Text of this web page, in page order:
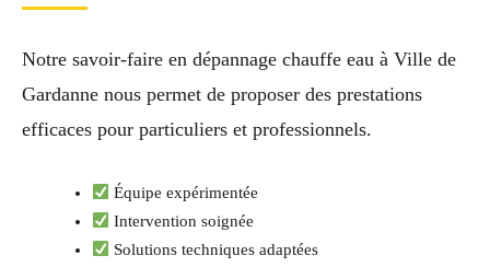
Notre savoir-faire en dépannage chauffe eau à Ville de
Gardanne nous permet de proposer des prestations
efficaces pour particuliers et professionnels.
Équipe expérimentée
Intervention soignée
Solutions techniques adaptées